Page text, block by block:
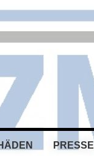
PRESSE